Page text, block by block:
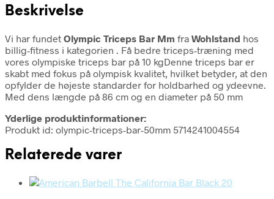
Beskrivelse
Vi har fundet Olympic Triceps Bar Mm fra Wohlstand hos
billig-fitness i kategorien . Få bedre triceps-træning med
vores olympiske triceps bar på 10 kgDenne triceps bar er
skabt med fokus på olympisk kvalitet, hvilket betyder, at den
opfylder de højeste standarder for holdbarhed og ydeevne.
Med dens længde på 86 cm og en diameter på 50 mm
Yderlige produktinformationer:
Produkt id: olympic-triceps-bar-50mm 5714241004554
Relaterede varer